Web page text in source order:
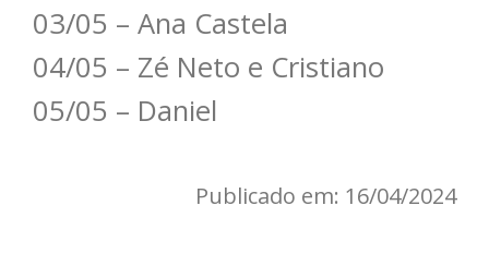
03/05 – Ana Castela
04/05 – Zé Neto e Cristiano
05/05 – Daniel
Publicado em: 16/04/2024